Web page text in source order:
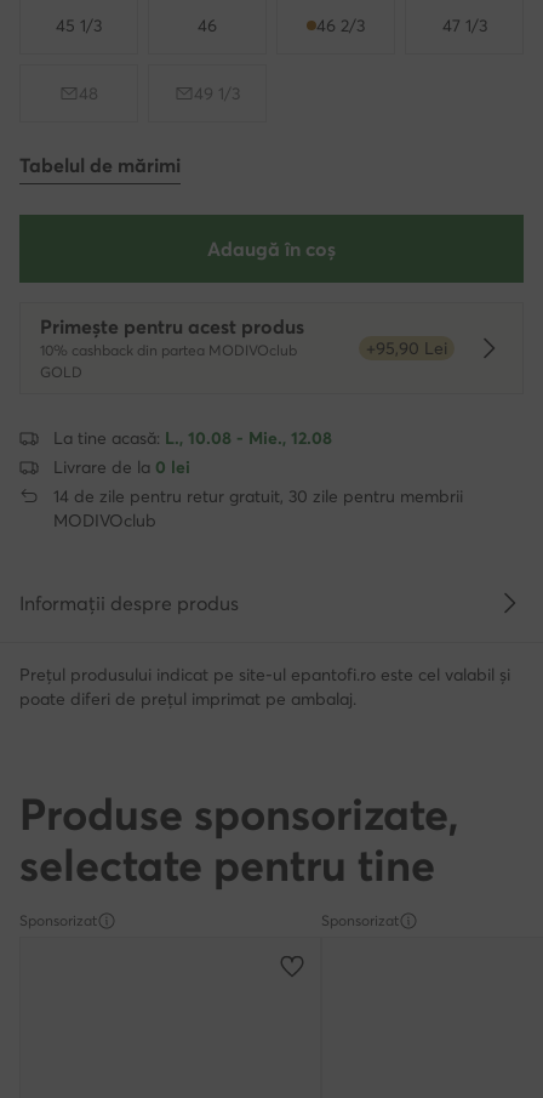
45 1/3 46 46 2/3 47 1/3
48 49 1/3
Tabelul de mărimi
Adaugă în coș
Primește pentru acest produs
10% cashback din partea MODIVOclub
GOLD
+95,90 Lei
La tine acasă: L., 10.08 - Mie., 12.08
Livrare de la 0 lei
14 de zile pentru retur gratuit, 30 zile pentru membrii
MODIVOclub
Informații despre produs
Prețul produsului indicat pe site-ul epantofi.ro este cel valabil și
poate diferi de prețul imprimat pe ambalaj.
Produse sponsorizate,
selectate pentru tine
Sponsorizat Sponsorizat